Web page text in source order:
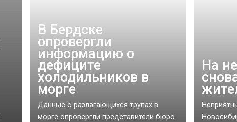
В Бердске
опровергли
информацию о
дефиците
холодильников в
морге
Данные о разлагающихся трупах в
морге опровергли представители бюро
На